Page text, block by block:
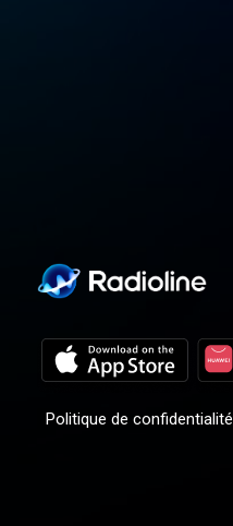
Politique de confidentialité